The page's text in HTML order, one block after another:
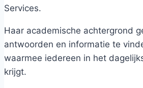
Services.
Haar academische achtergrond
antwoorden en informatie te
waarmee iedereen in het
krijgt.